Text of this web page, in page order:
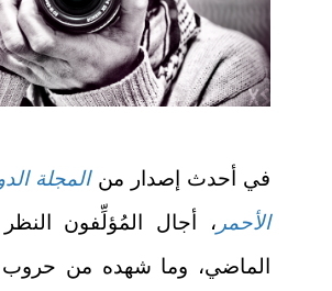
في أحدث إصدار منالمجلة
الأحمر ، أجال المُؤلِّفون
الماضي، وما شهده من